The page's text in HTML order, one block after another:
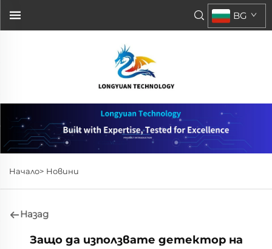
BG
Начало> Новини
Назад
Защо да използвате детектор на